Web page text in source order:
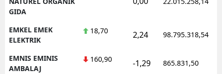
GIDA
EMKEL EMEK
ELEKTRIK
18,70 2,24 98.795.318,54
EMNIS EMINIS
AMBALAJ
160,90 -1,29 865.831,50